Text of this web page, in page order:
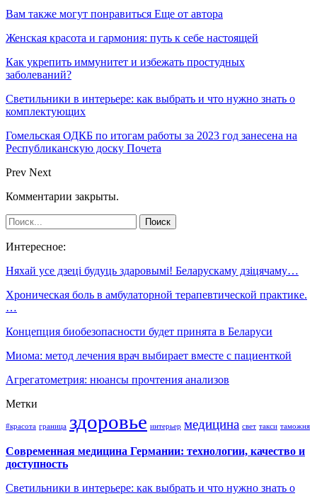
Вам также могут понравиться Еще от автора
Женская красота и гармония: путь к себе настоящей
Как укрепить иммунитет и избежать простудных
заболеваний?
Светильники в интерьере: как выбрать и что нужно знать о
комплектующих
Гомельская ОДКБ по итогам работы за 2023 год занесена на
Республиканскую доску Почета
Prev Next
Комментарии закрыты.
Интересное:
Няхай усе дзеці будуць здаровымі! Беларускаму дзіцячаму…
Хроническая боль в амбулаторной терапевтической практике.
…
Концепция биобезопасности будет принята в Беларуси
Миома: метод лечения врач выбирает вместе с пациенткой
Агрегатометрия: нюансы прочтения анализов
Метки
#красота граница здоровье интерьер медицина свет такси таможня
Современная медицина Германии: технологии, качество и
доступность
Светильники в интерьере: как выбрать и что нужно знать о